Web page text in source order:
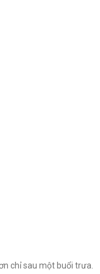
chỉ sau một buổi trưa.